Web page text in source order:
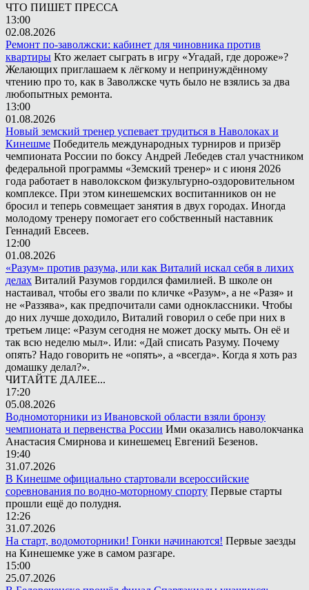
ЧТО ПИШЕТ ПРЕССА
13:00
02.08.2026
Ремонт по-заволжски: кабинет для чиновника против
квартиры Кто желает сыграть в игру «Угадай, где дороже»?
Желающих приглашаем к лёгкому и непринуждённому
чтению про то, как в Заволжске чуть было не взялись за два
любопытных ремонта.
13:00
01.08.2026
Новый земский тренер успевает трудиться в Наволоках и
Кинешме Победитель международных турниров и призёр
чемпионата России по боксу Андрей Лебедев стал участником
федеральной программы «Земский тренер» и с июня 2026
года работает в наволокском физкультурно-оздоровительном
комплексе. При этом кинешемских воспитанников он не
бросил и теперь совмещает занятия в двух городах. Иногда
молодому тренеру помогает его собственный наставник
Геннадий Евсеев.
12:00
01.08.2026
«Разум» против разума, или как Виталий искал себя в лихих
делах Виталий Разумов гордился фамилией. В школе он
настаивал, чтобы его звали по кличке «Разум», а не «Разя» и
не «Раззява», как предпочитали сами одноклассники. Чтобы
до них лучше доходило, Виталий говорил о себе при них в
третьем лице: «Разум сегодня не может доску мыть. Он её и
так всю неделю мыл». Или: «Дай списать Разуму. Почему
опять? Надо говорить не «опять», а «всегда». Когда я хоть раз
домашку делал?».
ЧИТАЙТЕ ДАЛЕЕ...
17:20
05.08.2026
Водномоторники из Ивановской области взяли бронзу
чемпионата и первенства России Ими оказались наволокчанка
Анастасия Смирнова и кинешемец Евгений Безенов.
19:40
31.07.2026
В Кинешме официально стартовали всероссийские
соревнования по водно-моторному спорту Первые старты
прошли ещё до полудня.
12:26
31.07.2026
На старт, водомоторники! Гонки начинаются! Первые заезды
на Кинешемке уже в самом разгаре.
15:00
25.07.2026